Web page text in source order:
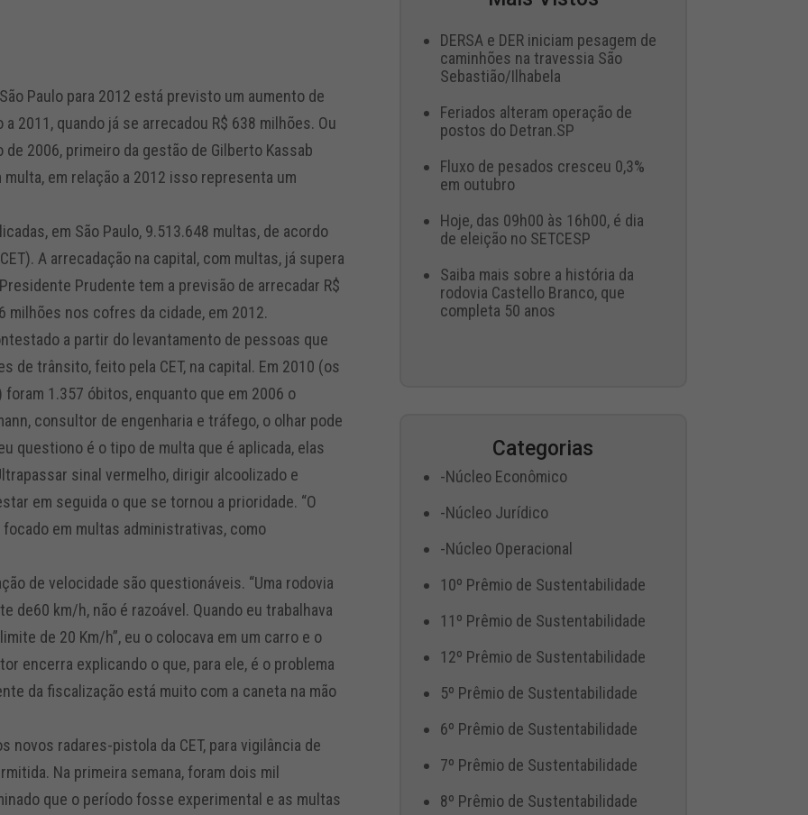
Paulo para 2012 está previsto um aumento de
2011, quando já se arrecadou R$ 638 milhões. Ou
2006, primeiro da gestão de Gilberto Kassab
em relação a 2012 isso representa um
em São Paulo, 9.513.648 multas, de acordo
A arrecadação na capital, com multas, já supera
Prudente tem a previsão de arrecadar R$
milhões nos cofres da cidade, em 2012.
a partir do levantamento de pessoas que
de trânsito, feito pela CET, na capital. Em 2010 (os
1.357 óbitos, enquanto que em 2006 o
consultor de engenharia e tráfego, o olhar pode
questiono é o tipo de multa que é aplicada, elas
sinal vermelho, dirigir alcoolizado e
em seguida o que se tornou a prioridade. “O
em multas administrativas, como
de velocidade são questionáveis. “Uma rodovia
de60 km/h, não é razoável. Quando eu trabalhava
de 20 Km/h”, eu o colocava em um carro e o
encerra explicando o que, para ele, é o problema
da fiscalização está muito com a caneta na mão
novos radares-pistola da CET, para vigilância de
Na primeira semana, foram dois mil
que o período fosse experimental e as multas
DERSA e DER iniciam pesagem de
caminhões na travessia São
Sebastião/Ilhabela
Feriados alteram operação de
postos do Detran.SP
Fluxo de pesados cresceu 0,3%
em outubro
Hoje, das 09h00 às 16h00, é dia
de eleição no SETCESP
Saiba mais sobre a história da
rodovia Castello Branco, que
completa 50 anos
Categorias
-Núcleo Econômico
-Núcleo Jurídico
-Núcleo Operacional
10º Prêmio de Sustentabilidade
11º Prêmio de Sustentabilidade
12º Prêmio de Sustentabilidade
5º Prêmio de Sustentabilidade
6º Prêmio de Sustentabilidade
7º Prêmio de Sustentabilidade
8º Prêmio de Sustentabilidade